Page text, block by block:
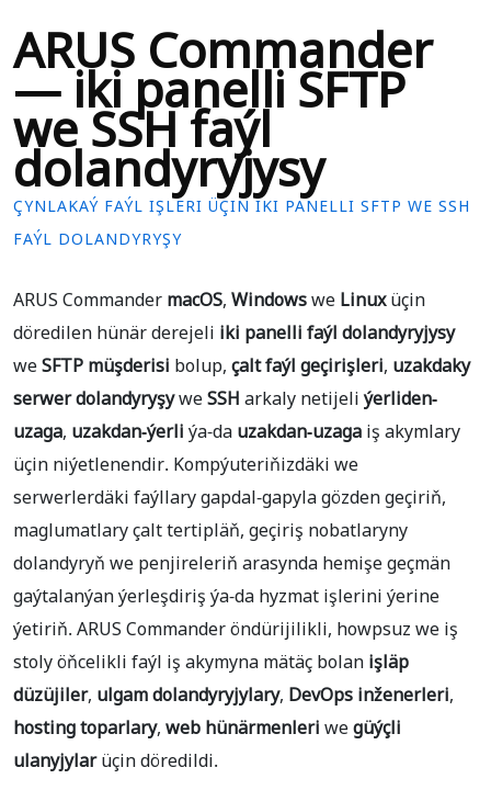
ARUS Commander
— iki panelli SFTP
we SSH faýl
dolandyryjysy
ÇYNLAKAÝ FAÝL IŞLERI ÜÇIN IKI PANELLI SFTP WE SSH
FAÝL DOLANDYRYŞY
ARUS CommandermacOS,WindowsweLinuxüçin
döredilen hünär derejeliiki panelli faýl dolandyryjysy
weSFTP müşderisibolup,çalt faýl geçirişleri,uzakdaky
serwer dolandyryşyweSSHarkaly netijeliýerliden-
uzaga,uzakdan-ýerliýa-dauzakdan-uzagaiş akymlary
üçin niýetlenendir. Kompýuteriňizdäki we
serwerlerdäki faýllary gapdal-gapyla gözden geçiriň,
maglumatlary çalt tertipläň, geçiriş nobatlaryny
dolandyryň we penjireleriň arasynda hemişe geçmän
gaýtalanýan ýerleşdiriş ýa-da hyzmat işlerini ýerine
ýetiriň. ARUS Commander öndürijilikli, howpsuz we iş
stoly öňcelikli faýl iş akymyna mätäç bolanişläp
düzüjiler,ulgam dolandyryjylary,DevOps inženerleri,
hosting toparlary,web hünärmenleriwegüýçli
ulanyjylarüçin döredildi.